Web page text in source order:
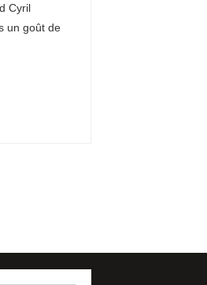
Cyril
un goût de